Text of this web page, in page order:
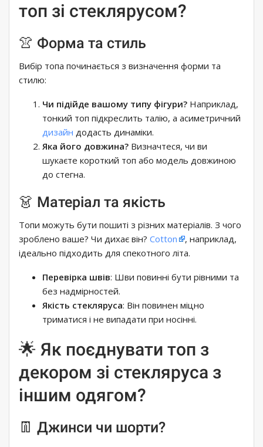
топ зі стеклярусом?
👚 Форма та стиль
Вибір топа починається з визначення форми та
стилю:
Чи підійде вашому типу фігури? Наприклад,
тонкий топ підкреслить талію, а асиметричний
дизайн додасть динаміки.
Яка його довжина? Визначтеся, чи ви
шукаєте короткий топ або модель довжиною
до стегна.
👗 Матеріал та якість
Топи можуть бути пошиті з різних матеріалів. З чого
зроблено ваше? Чи дихає він? Cotton
, наприклад,
ідеально підходить для спекотного літа.
Перевірка швів: Шви повинні бути рівними та
без надмірностей.
Якість стекляруса: Він повинен міцно
триматися і не випадати при носінні.
🌟 Як поєднувати топ з
декором зі стекляруса з
іншим одягом?
👖 Джинси чи шорти?